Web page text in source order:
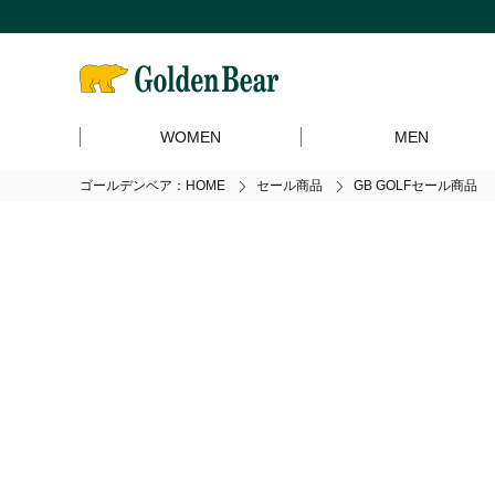
WOMEN MEN
ゴールデンベア：HOME セール商品 GB GOLFセール商品